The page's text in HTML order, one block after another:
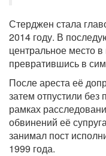
Стерджен стала
2014 году. В
центральное место в
превратившись в
После ареста её
затем отпустили
рамках
обвинений её
занимал пост
1999 года.